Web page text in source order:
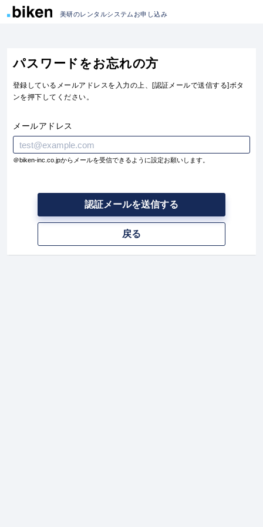
美研のレンタルシステムお申し込み
パスワードをお忘れの方
登録しているメールアドレスを入力の上、[認証メールで送信する]ボタ
ンを押下してください。
メールアドレス
＠biken-inc.co.jpからメールを受信できるように設定お願いします。
戻る
認証メールを送信する